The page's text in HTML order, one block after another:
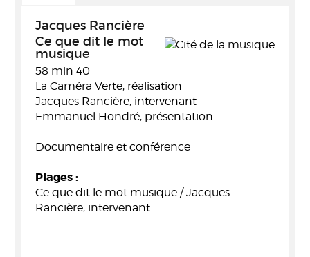
Jacques Rancière
Ce que dit le mot
musique
58 min 40
La Caméra Verte, réalisation
Jacques Rancière, intervenant
Emmanuel Hondré, présentation
Documentaire et conférence
Plages :
Ce que dit le mot musique / Jacques
Rancière, intervenant